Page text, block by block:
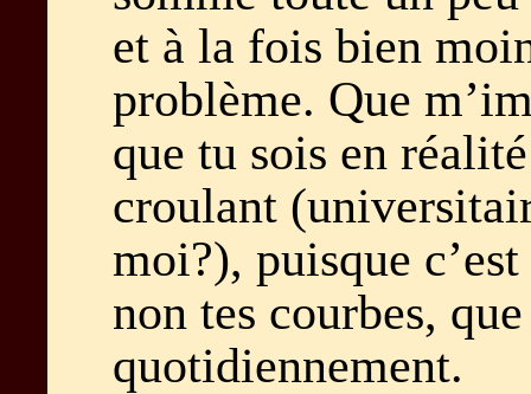
et à la fois bien
problème. Que
que tu sois en
croulant
moi?), puisque
non tes courbes,
quotidiennement.